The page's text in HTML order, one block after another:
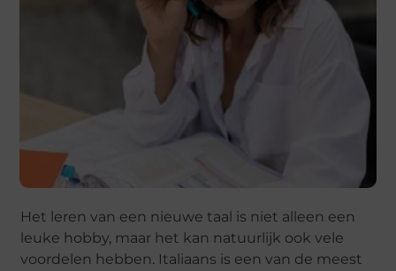
Het leren van een nieuwe taal is niet alleen een
leuke hobby, maar het kan natuurlijk ook vele
voordelen hebben. Italiaans is een van de meest